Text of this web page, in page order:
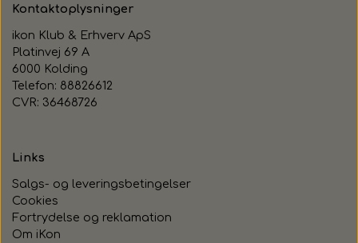
Kontaktoplysninger
ikon Klub & Erhverv ApS
Platinvej 69 A
6000 Kolding
Telefon: 88826612
CVR: 36468726
Links
Salgs- og leveringsbetingelser
Cookies
Fortrydelse og reklamation
Om iKon